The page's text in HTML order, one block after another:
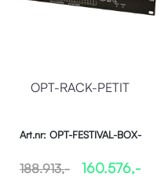
OPT-RACK-PETIT
Art.nr: OPT-FESTIVAL-BOX-
188.913,- 160.576,-